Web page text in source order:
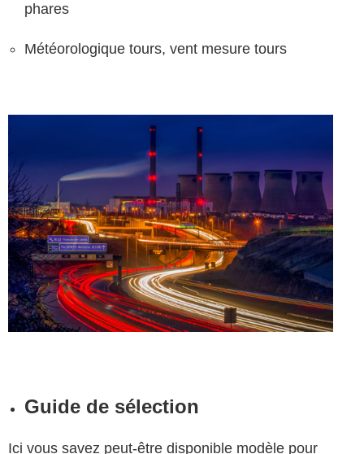
phares
Météorologique tours, vent mesure tours
Guide de sélection
Ici vous savez peut-être disponible modèle pour